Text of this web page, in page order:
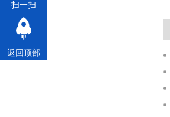
扫一扫
返回顶部